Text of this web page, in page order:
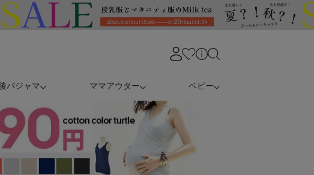
パジャマ ママアウター ベビー